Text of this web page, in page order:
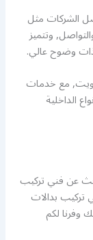
الشركات مثل
وتتميز
وضوح عالي.
مع خدمات
الداخلية
عن فني تركيب
تركيب بدالات
وفرنا لكم